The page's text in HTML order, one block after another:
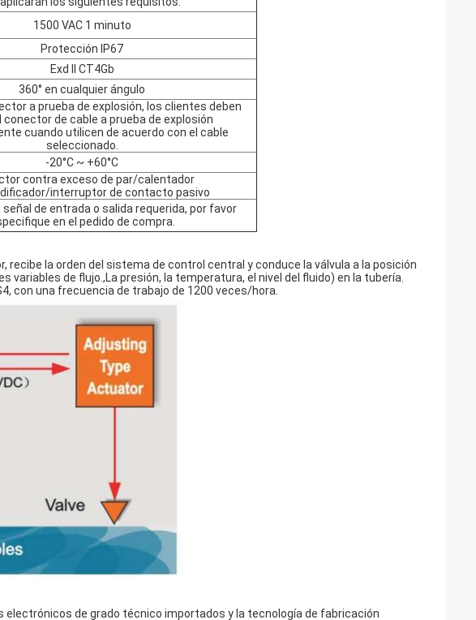
1500 VAC 1 minuto
Protección IP67
Exd II CT4Gb
360° en cualquier ángulo
a prueba de explosión, los clientes deben
conector de cable a prueba de explosión
cuando utilicen de acuerdo con el cable
seleccionado.
-20°C ~ +60°C
contra exceso de par/calentador
interruptor de contacto pasivo
de entrada o salida requerida, por favor
en el pedido de compra.
la orden del sistema de control central y conduce la válvula a la posición
variables de flujo.,La presión, la temperatura, el nivel del fluido) en la tubería.
con una frecuencia de trabajo de 1200 veces/hora.
electrónicos de grado técnico importados y la tecnología de fabricación